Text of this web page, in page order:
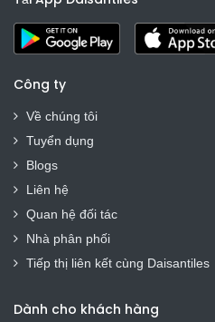
Công ty
Về chúng tôi
Tuyển dụng
Blogs
Liên hệ
Quan hệ đối tác
Nhà phân phối
Tiếp thị liên kết cùng Daisantiles
Dành cho khách hàng